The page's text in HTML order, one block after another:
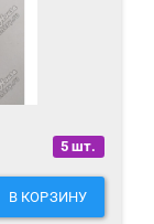
5 шт.
В КОРЗИНУ